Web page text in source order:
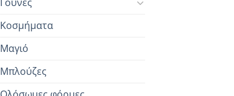
Κοσμήματα
Μαγιό
Μπλούζες